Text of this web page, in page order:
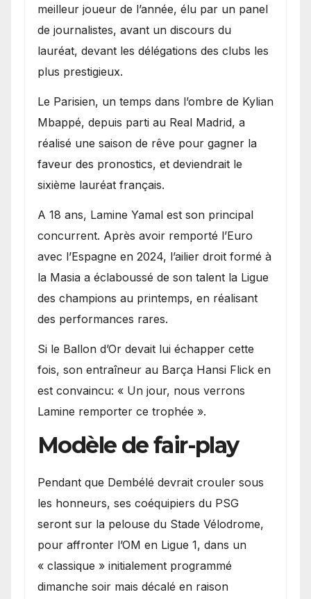
meilleur joueur de l’année, élu par un panel
de journalistes, avant un discours du
lauréat, devant les délégations des clubs les
plus prestigieux.
Le Parisien, un temps dans l’ombre de Kylian
Mbappé, depuis parti au Real Madrid, a
réalisé une saison de rêve pour gagner la
faveur des pronostics, et deviendrait le
sixième lauréat français.
A 18 ans, Lamine Yamal est son principal
concurrent. Après avoir remporté l’Euro
avec l’Espagne en 2024, l’ailier droit formé à
la Masia a éclaboussé de son talent la Ligue
des champions au printemps, en réalisant
des performances rares.
Si le Ballon d’Or devait lui échapper cette
fois, son entraîneur au Barça Hansi Flick en
est convaincu: « Un jour, nous verrons
Lamine remporter ce trophée ».
Modèle de fair-play
Pendant que Dembélé devrait crouler sous
les honneurs, ses coéquipiers du PSG
seront sur la pelouse du Stade Vélodrome,
pour affronter l’OM en Ligue 1, dans un
« classique » initialement programmé
dimanche soir mais décalé en raison